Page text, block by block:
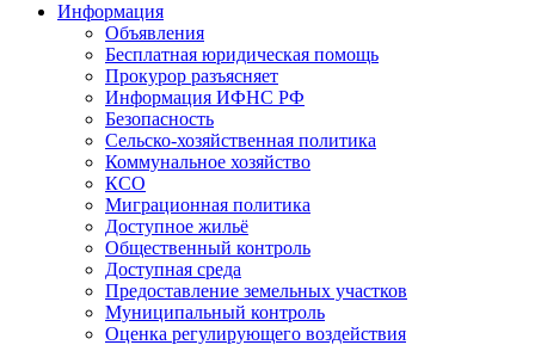
Информация
Объявления
Бесплатная юридическая помощь
Прокурор разъясняет
Информация ИФНС РФ
Безопасность
Сельско-хозяйственная политика
Коммунальное хозяйство
КСО
Миграционная политика
Доступное жильё
Общественный контроль
Доступная среда
Предоставление земельных участков
Муниципальный контроль
Оценка регулирующего воздействия